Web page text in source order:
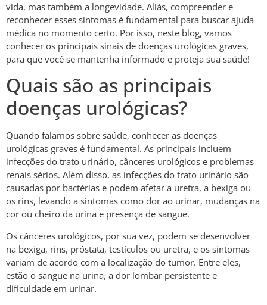
vida, mas também a longevidade. Aliás, compreender e
reconhecer esses sintomas é fundamental para buscar ajuda
médica no momento certo. Por isso, neste blog, vamos
conhecer os principais sinais de doenças urológicas graves,
para que você se mantenha informado e proteja sua saúde!
Quais são as principais
doenças urológicas?
Quando falamos sobre saúde, conhecer as doenças
urológicas graves é fundamental. As principais incluem
infecções do trato urinário, cânceres urológicos e problemas
renais sérios. Além disso, as infecções do trato urinário são
causadas por bactérias e podem afetar a uretra, a bexiga ou
os rins, levando a sintomas como dor ao urinar, mudanças na
cor ou cheiro da urina e presença de sangue.
Os cânceres urológicos, por sua vez, podem se desenvolver
na bexiga, rins, próstata, testículos ou uretra, e os sintomas
variam de acordo com a localização do tumor. Entre eles,
estão o sangue na urina, a dor lombar persistente e
dificuldade em urinar.